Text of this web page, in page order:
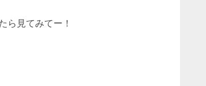
ら見てみてー！